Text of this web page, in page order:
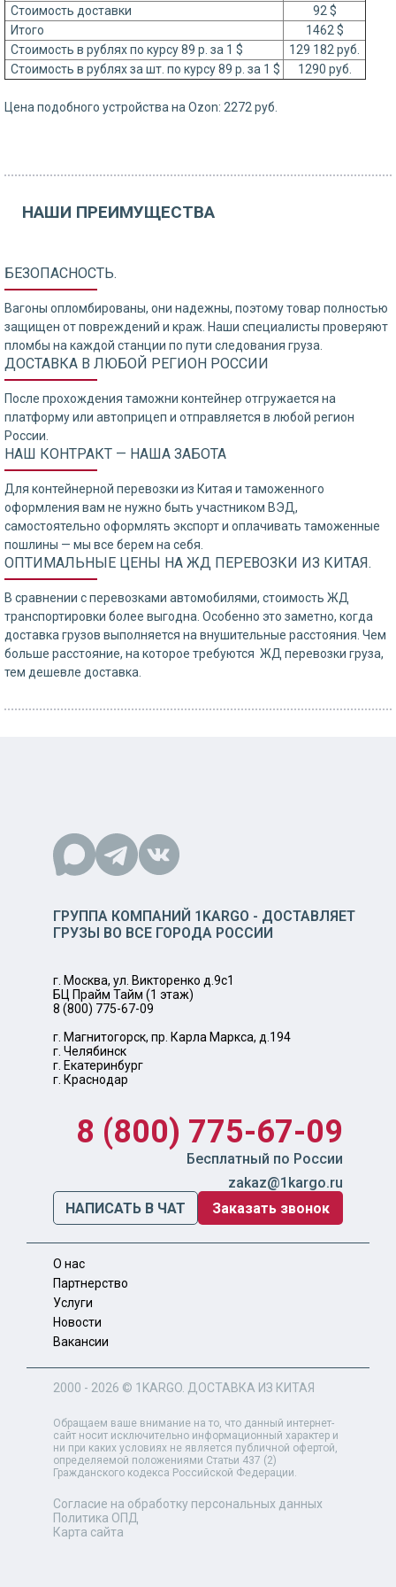
Стоимость доставки
92 $
Итого
1462 $
Стоимость в рублях по курсу 89 р. за 1 $
129 182 руб.
Стоимость в рублях за шт. по курсу 89 р. за 1 $
1290 руб.
Цена подобного устройства на Ozon: 2272 руб.
НАШИ ПРЕИМУЩЕСТВА
БЕЗОПАСНОСТЬ.
Вагоны опломбированы, они надежны, поэтому товар полностью
защищен от повреждений и краж. Наши специалисты проверяют
пломбы на каждой станции по пути следования груза.
ДОСТАВКА В ЛЮБОЙ РЕГИОН РОССИИ
После прохождения таможни контейнер отгружается на
платформу или автоприцеп и отправляется в любой регион
России.
НАШ КОНТРАКТ — НАША ЗАБОТА
Для контейнерной перевозки из Китая и таможенного
оформления вам не нужно быть участником ВЭД,
самостоятельно оформлять экспорт и оплачивать таможенные
пошлины — мы все берем на себя.
ОПТИМАЛЬНЫЕ ЦЕНЫ НА ЖД ПЕРЕВОЗКИ ИЗ КИТАЯ.
В сравнении с перевозками автомобилями, стоимость ЖД
транспортировки более выгодна. Особенно это заметно, когда
доставка грузов выполняется на внушительные расстояния. Чем
больше расстояние, на которое требуются ЖД перевозки груза,
тем дешевле доставка.
ГРУППА КОМПАНИЙ 1KARGO - ДОСТАВЛЯЕТ
ГРУЗЫ ВО ВСЕ ГОРОДА РОССИИ
г. Москва, ул. Викторенко д.9с1
БЦ Прайм Тайм (1 этаж)
8 (800) 775-67-09
г. Магнитогорск, пр. Карла Маркса, д.194
г. Челябинск
г. Екатеринбург
г. Краснодар
8 (800) 775-67-09
Бесплатный по России
zakaz@1kargo.ru
НАПИСАТЬ В ЧАТ
Заказать звонок
О нас
Партнерство
Услуги
Новости
Вакансии
2000 - 2026 © 1KARGO . ДОСТАВКА ИЗ КИТАЯ
Обращаем ваше внимание на то, что данный интернет-
сайт носит исключительно информационный характер и
ни при каких условиях не является публичной офертой,
определяемой положениями Статьи 437 (2)
Гражданского кодекса Российской Федерации.
Согласие на обработку персональных данных
Политика ОПД
Карта сайта